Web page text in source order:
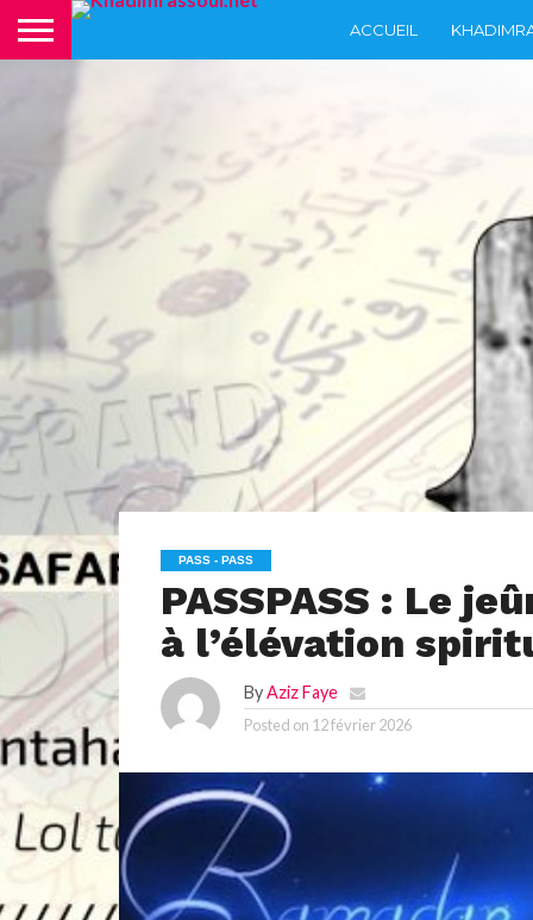
ACCUEIL
PASS - PASS
PASSPASS : Le
à l’élévation
ByAziz Faye
Posted on 12 février 2026